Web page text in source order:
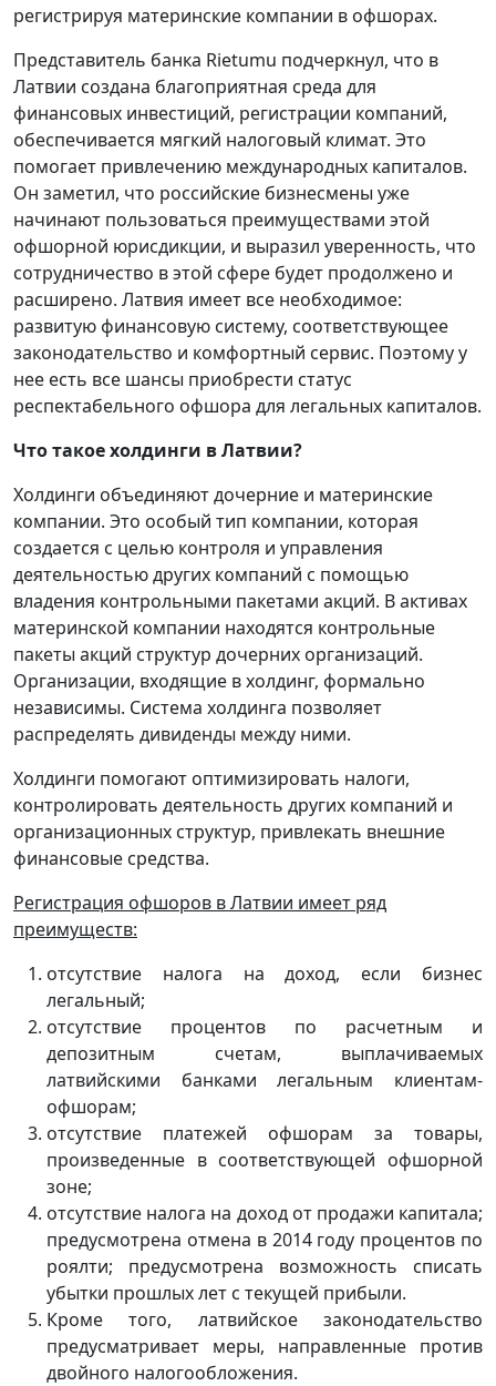
регистрируя материнские компании в офшорах.
Представитель банка Rietumu подчеркнул, что в
Латвии создана благоприятная среда для
финансовых инвестиций, регистрации компаний,
обеспечивается мягкий налоговый климат. Это
помогает привлечению международных капиталов.
Он заметил, что российские бизнесмены уже
начинают пользоваться преимуществами этой
офшорной юрисдикции, и выразил уверенность, что
сотрудничество в этой сфере будет продолжено и
расширено. Латвия имеет все необходимое:
развитую финансовую систему, соответствующее
законодательство и комфортный сервис. Поэтому у
нее есть все шансы приобрести статус
респектабельного офшора для легальных капиталов.
Что такое холдинги в Латвии?
Холдинги объединяют дочерние и материнские
компании. Это особый тип компании, которая
создается с целью контроля и управления
деятельностью других компаний с помощью
владения контрольными пакетами акций. В активах
материнской компании находятся контрольные
пакеты акций структур дочерних организаций.
Организации, входящие в холдинг, формально
независимы. Система холдинга позволяет
распределять дивиденды между ними.
Холдинги помогают оптимизировать налоги,
контролировать деятельность других компаний и
организационных структур, привлекать внешние
финансовые средства.
Регистрация офшоров в Латвии имеет ряд
преимуществ:
отсутствие налога на доход, если бизнес
легальный;
отсутствие процентов по расчетным и
депозитным счетам, выплачиваемых
латвийскими банками легальным клиентам-
офшорам;
отсутствие платежей офшорам за товары,
произведенные в соответствующей офшорной
зоне;
отсутствие налога на доход от продажи капитала;
предусмотрена отмена в 2014 году процентов по
роялти; предусмотрена возможность списать
убытки прошлых лет с текущей прибыли.
Кроме того, латвийское законодательство
предусматривает меры, направленные против
двойного налогообложения.